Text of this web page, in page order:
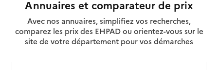
Annuaires et comparateur de prix
Avec nos annuaires, simplifiez vos recherches,
comparez les prix des EHPAD ou orientez-vous sur le
site de votre département pour vos démarches